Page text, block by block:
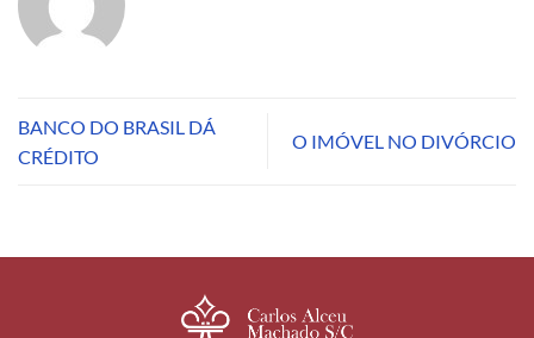
BANCO DO BRASIL DÁ
CRÉDITO
O IMÓVEL NO DIVÓRCIO